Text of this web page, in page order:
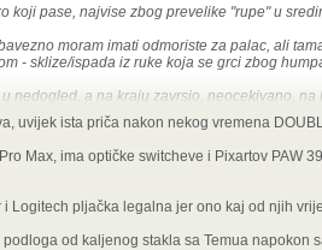
koji pase, najvise zbog prevelike "rupe" u
moram imati odmoriste za palac, ali
- sklize/ispada iz ruke koja se grci zbog
nedogled, a na kraju zavrsio, neocekivano,
uvijek ista priča nakon nekog vremena
Max, ima optičke switcheve i Pixartov PAW
Logitech pljačka legalna jer ono kaj od njih
od kaljenog stakla sa Temua napokon